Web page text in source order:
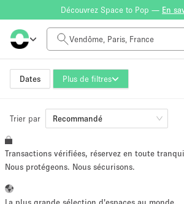
Découvrez Space to Pop — En
Dates Plus de filtres
Tarif à la journée
0€
Taille de l'espace
~ 13 personnes
Trier par Recommandé
Transactions vérifiées, réservez en toute
Nous protégeons. Nous sécurisons.